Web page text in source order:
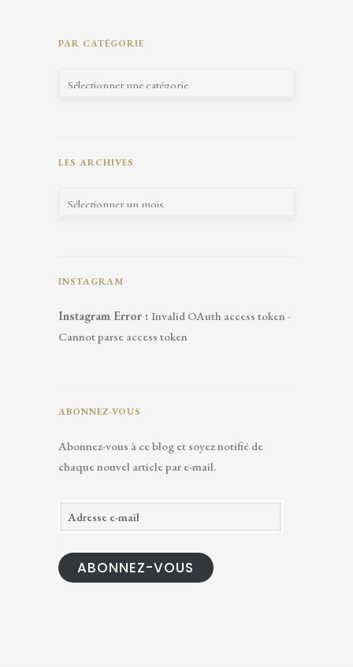
PAR CATÉGORIE
LES ARCHIVES
INSTAGRAM
Instagram Error : Invalid OAuth access token -
Cannot parse access token
ABONNEZ-VOUS
Abonnez-vous à ce blog et soyez notifié de
chaque nouvel article par e-mail.
d
e
ABONNEZ-VOUS